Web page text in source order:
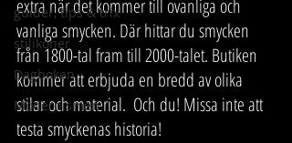
guider, tips & trix
stilikoner
Dagboken
Modernismen
extra när det kommer till ovanliga och
vanliga smycken. Där hittar du smycken
från 1800-tal fram till 2000-talet. Butiken
kommer att erbjuda en bredd av olika
stilar och material.  Och du! Missa inte att
testa smyckenas historia!